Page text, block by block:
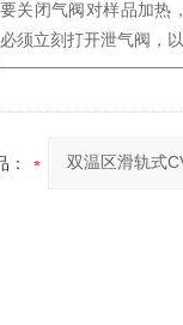
要关闭气阀对样品加热
必须立刻打开泄气阀，
：